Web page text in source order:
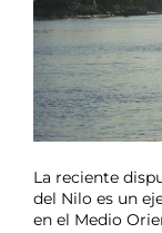
La reciente
del Nilo es un
en el Medio